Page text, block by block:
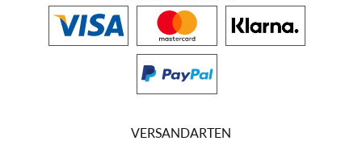
VERSANDARTEN